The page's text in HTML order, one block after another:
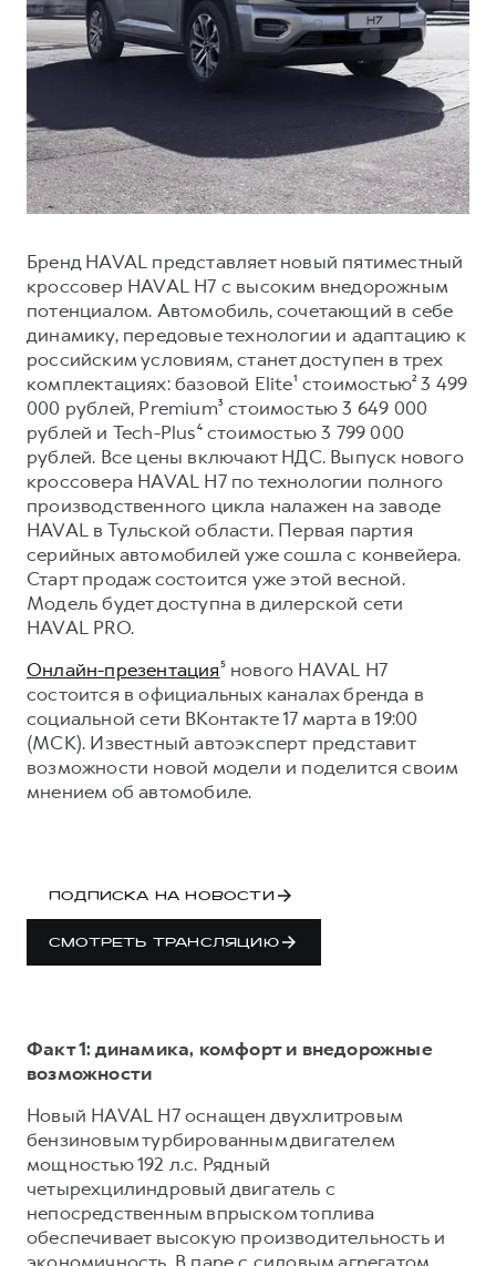
DARGO DARGO X
от 2 899 000 ₽ от 3 599 000 ₽
POER
от 3 449 000 ₽
Внедорожники
от 2 499 000 ₽ от 4 049 000 ₽
Найти дилера
ФИНАНСЫ
Кредит
Страхование
Лизинг
Корпоративным клиентам
Система управления автопарком
Записаться на тест-драйв
Рассчитать кредит
Оценить трейд-ин
Конфигуратор модели
Горячая линия
8 (800) 511-59-86
Одежда и сувениры
GWM Безопасность
Мобильное приложение
Руководства по эксплуатации
Электронный ПТС
Подписки
Гарантия
Записаться на сервис
Калькулятор ТО
Все о сервисе
Горячая линия
8 (800) 511-59-86
Производство в России
Вакансии
Новости
Контакты
Найти дилера
Горячая линия
8 (800) 511-59-86
Бренд HAVAL представляет новый пятиместный
кроссовер HAVAL H7 с высоким внедорожным
потенциалом. Автомобиль, сочетающий в себе
динамику, передовые технологии и адаптацию к
российским условиям, станет доступен в трех
комплектациях: базовой Elite¹ стоимостью² 3 499
000 рублей, Premium³ стоимостью 3 649 000
рублей и Tech-Plus⁴ стоимостью 3 799 000
рублей. Все цены включают НДС. Выпуск нового
кроссовера HAVAL H7 по технологии полного
производственного цикла налажен на заводе
HAVAL в Тульской области. Первая партия
серийных автомобилей уже сошла с конвейера.
Старт продаж состоится уже этой весной.
Модель будет доступна в дилерской сети
HAVAL PRO.
Онлайн-презентация⁵ нового HAVAL H7
состоится в официальных каналах бренда в
социальной сети ВКонтакте 17 марта в 19:00
(МСК). Известный автоэксперт представит
возможности новой модели и поделится своим
мнением об автомобиле.
ПОДПИСКА НА НОВОСТИ
СМОТРЕТЬ ТРАНСЛЯЦИЮ
Факт 1: динамика, комфорт и внедорожные
возможности
Новый HAVAL H7 оснащен двухлитровым
бензиновым турбированным двигателем
мощностью 192 л.с. Рядный
четырехцилиндровый двигатель с
непосредственным впрыском топлива
обеспечивает высокую производительность и